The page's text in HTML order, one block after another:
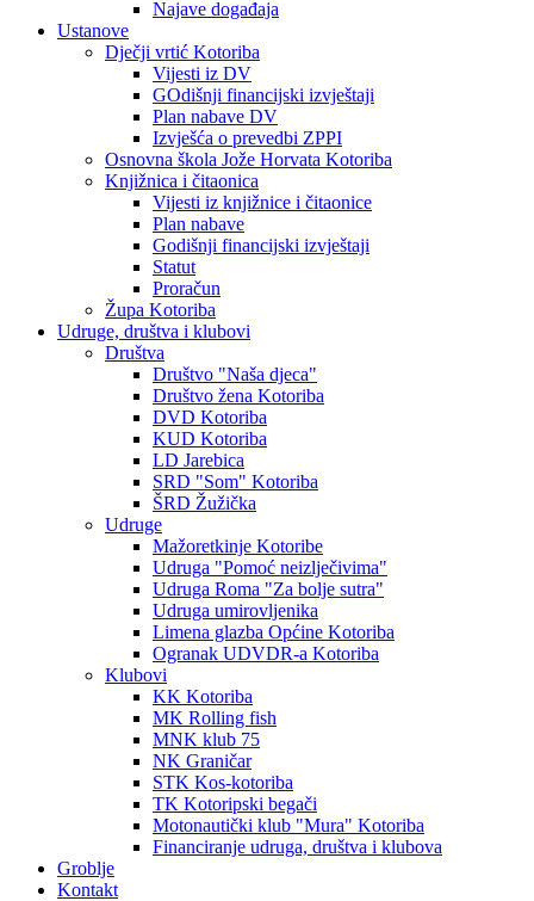
Najave događaja
Ustanove
Dječji vrtić Kotoriba
Vijesti iz DV
GOdišnji financijski izvještaji
Plan nabave DV
Izvješća o prevedbi ZPPI
Osnovna škola Jože Horvata Kotoriba
Knjižnica i čitaonica
Vijesti iz knjižnice i čitaonice
Plan nabave
Godišnji financijski izvještaji
Statut
Proračun
Župa Kotoriba
Udruge, društva i klubovi
Društva
Društvo "Naša djeca"
Društvo žena Kotoriba
DVD Kotoriba
KUD Kotoriba
LD Jarebica
SRD "Som" Kotoriba
ŠRD Žužička
Udruge
Mažoretkinje Kotoribe
Udruga "Pomoć neizlječivima"
Udruga Roma "Za bolje sutra"
Udruga umirovljenika
Limena glazba Općine Kotoriba
Ogranak UDVDR-a Kotoriba
Klubovi
KK Kotoriba
MK Rolling fish
MNK klub 75
NK Graničar
STK Kos-kotoriba
TK Kotoripski begači
Motonautički klub "Mura" Kotoriba
Financiranje udruga, društva i klubova
Groblje
Kontakt